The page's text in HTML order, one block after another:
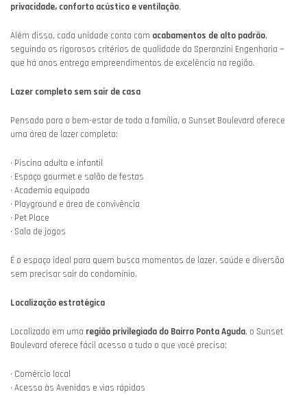
privacidade, conforto acústico e ventilação.
Além disso, cada unidade conta com acabamentos de alto padrão,
seguindo os rigorosos critérios de qualidade da Speranzini Engenharia —
que há anos entrega empreendimentos de excelência na região.
Lazer completo sem sair de casa
Pensado para o bem-estar de toda a família, o Sunset Boulevard oferece
uma área de lazer completa:
• Piscina adulto e infantil
• Espaço gourmet e salão de festas
• Academia equipada
• Playground e área de convivência
• Pet Place
• Sala de jogos
É o espaço ideal para quem busca momentos de lazer, saúde e diversão
sem precisar sair do condomínio.
Localização estratégica
Localizado em uma região privilegiada do Bairro Ponta Aguda, o Sunset
Boulevard oferece fácil acesso a tudo o que você precisa:
• Comércio local
• Acesso às Avenidas e vias rápidas